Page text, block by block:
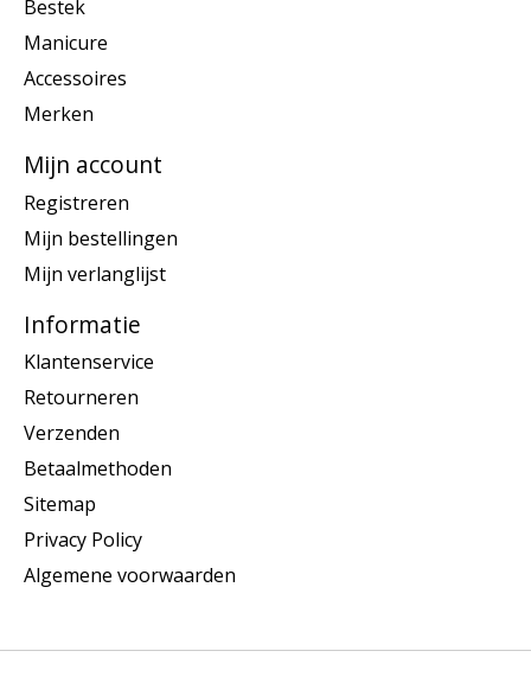
Bestek
Manicure
Accessoires
Merken
Mijn account
Registreren
Mijn bestellingen
Mijn verlanglijst
Informatie
Klantenservice
Retourneren
Verzenden
Betaalmethoden
Sitemap
Privacy Policy
Algemene voorwaarden